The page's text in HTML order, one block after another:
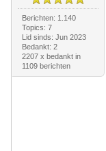
Berichten: 1.140
Topics: 7
Lid sinds: Jun 2023
Bedankt: 2
2207 x bedankt in
1109 berichten